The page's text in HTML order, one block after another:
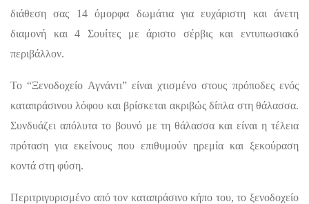
διάθεση σας 14 όμορφα δωμάτια για ευχάριστη και άνετη
διαμονή και 4 Σουίτες με άριστο σέρβις και εντυπωσιακό
περιβάλλον.
Το “Ξενοδοχείο Αγνάντι” είναι χτισμένο στους πρόποδες ενός
καταπράσινου λόφου και βρίσκεται ακριβώς δίπλα στη θάλασσα.
Συνδυάζει απόλυτα το βουνό με τη θάλασσα και είναι η τέλεια
πρόταση για εκείνους που επιθυμούν ηρεμία και ξεκούραση
κοντά στη φύση.
Περιτριγυρισμένο από τον καταπράσινο κήπο του, το ξενοδοχείο